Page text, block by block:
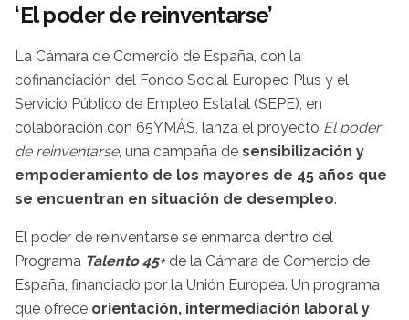
‘El poder de reinventarse’
La Cámara de Comercio de España, con la
cofinanciación del Fondo Social Europeo Plus y el
Servicio Público de Empleo Estatal (SEPE), en
colaboración con 65YMÁS, lanza el proyecto El poder
de reinventarse, una campaña de sensibilización y
empoderamiento de los mayores de 45 años que
se encuentran en situación de desempleo.
El poder de reinventarse se enmarca dentro del
Programa Talento 45+de la Cámara de Comercio de
España, financiado por la Unión Europea. Un programa
que ofrece orientación, intermediación laboral y